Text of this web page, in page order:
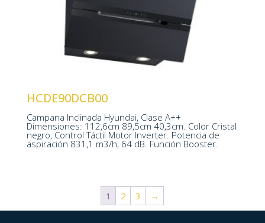
HCDE90DCB00
Campana Inclinada Hyundai, Clase A++
Dimensiones: 112,6cm 89,5cm 40,3cm. Color Cristal
negro, Control Táctil Motor Inverter. Potencia de
aspiración 831,1 m3/h, 64 dB. Función Booster.
Nº Velocidades 4
Motor Inverter
1126 x 895 x 403 mm
1 2 3 →